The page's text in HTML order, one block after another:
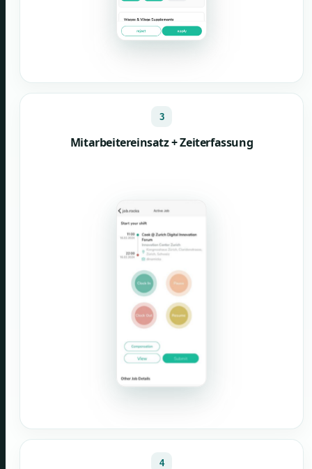
3
Mitarbeitereinsatz + Zeiterfassung
4